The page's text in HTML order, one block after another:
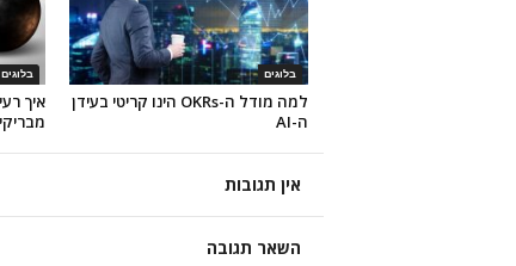
בלוגים
איך
בלוגים
למה מודל ה-OKRs הינו קריטי בעידן
ה-AI
אין תגובות
השאר תגובה